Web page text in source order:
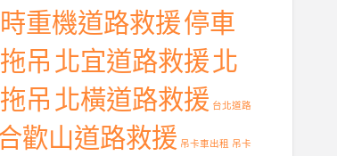
重機道路救援停車
吊北宜道路救援北
吊北橫道路救援 台北道路
歡山道路救援 吊卡車出租 吊卡